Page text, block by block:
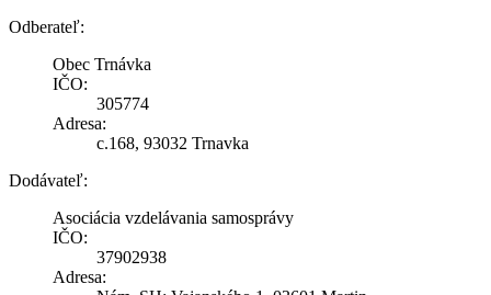
Odberateľ:
Obec Trnávka
IČO:
305774
Adresa:
c.168, 93032 Trnavka
Dodávateľ:
Asociácia vzdelávania samosprávy
IČO:
37902938
Adresa: